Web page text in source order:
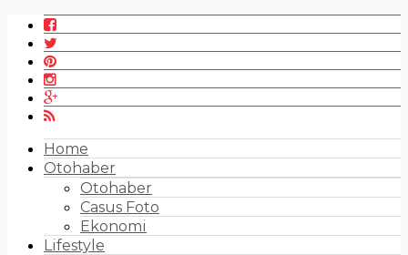
Home
Otohaber
Otohaber
Casus Foto
Ekonomi
Lifestyle